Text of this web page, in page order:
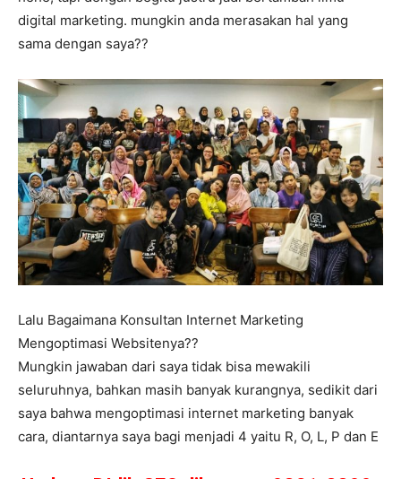
digital marketing. mungkin anda merasakan hal yang
sama dengan saya??
Lalu Bagaimana Konsultan Internet Marketing
Mengoptimasi Websitenya??
Mungkin jawaban dari saya tidak bisa mewakili
seluruhnya, bahkan masih banyak kurangnya, sedikit dari
saya bahwa mengoptimasi internet marketing banyak
cara, diantarnya saya bagi menjadi 4 yaitu R, O, L, P dan E